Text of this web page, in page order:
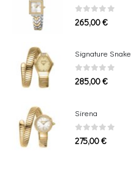
0 out of 5
265,00€
Signature Snake
0out of 5
285,00€
Sirena
0out of 5
275,00€